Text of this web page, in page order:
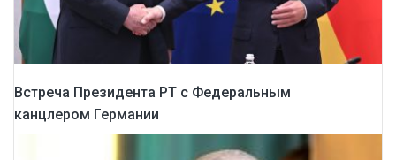
Встреча Президента РТ с Федеральным
канцлером Германии